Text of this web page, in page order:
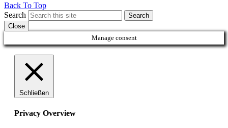
Back To Top
Search
Search
Close
Manage consent
Schließen
Privacy Overview